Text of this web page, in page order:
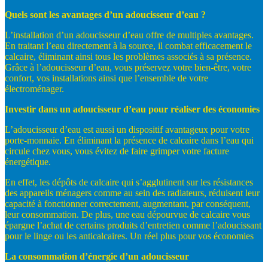
Quels sont les avantages d’un adoucisseur d’eau ?
L’installation d’un adoucisseur d’eau offre de multiples avantages.
En traitant l’eau directement à la source, il combat efficacement le
calcaire, éliminant ainsi tous les problèmes associés à sa présence.
Grâce à l’adoucisseur d’eau, vous préservez votre bien-être, votre
confort, vos installations ainsi que l’ensemble de votre
électroménager.
Investir dans un adoucisseur d’eau pour réaliser des économies
L’adoucisseur d’eau est aussi un dispositif avantageux pour votre
porte-monnaie. En éliminant la présence de calcaire dans l’eau qui
circule chez vous, vous évitez de faire grimper votre facture
énergétique.
En effet, les dépôts de calcaire qui s’agglutinent sur les résistances
des appareils ménagers comme au sein des radiateurs, réduisent leur
capacité à fonctionner correctement, augmentant, par conséquent,
leur consommation. De plus, une eau dépourvue de calcaire vous
épargne l’achat de certains produits d’entretien comme l’adoucissant
pour le linge ou les anticalcaires. Un réel plus pour vos économies
La consommation d’énergie d’un adoucisseur